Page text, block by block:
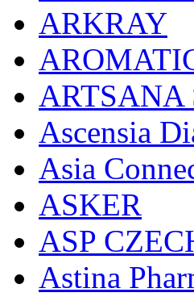
ARKRAY
ARTSANA
Ascensia
Asia
ASKER
ASP
Astina